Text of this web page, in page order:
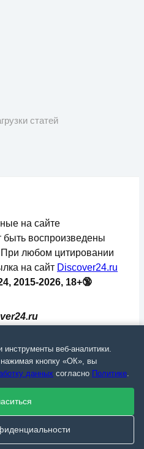
статей
🔐 📝 ⚙️
информационных
коммуникаций
номер: ЭЛ №
на сайте
быть воспроизведены
любом цитировании
на сайт Discover24.ru
2015-2026, 18+🔞
веб-аналитики.
кнопку «ОК», вы
данных согласно Политике.